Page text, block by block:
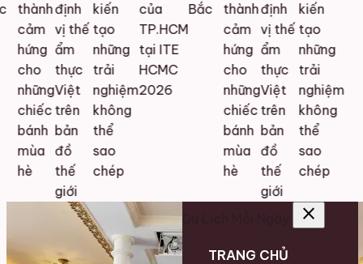
thành
cảm
hứng
cho
những
chiếc
bánh
mùa
hè
định
vị thế
ẩm
thực
Việt
trên
bản
đồ
thế
giới
kiến
tạo
những
trải
nghiệm
không
thể
sao
chép
của
TP.HCM
tại ITE
HCMC
2026
Bắc
thành
cảm
hứng
cho
những
chiếc
bánh
mùa
hè
định
vị thế
ẩm
thực
Việt
trên
bản
đồ
thế
giới
kiến
tạo
những
trải
nghiệm
không
thể
sao
chép
close
TRANG CHỦ